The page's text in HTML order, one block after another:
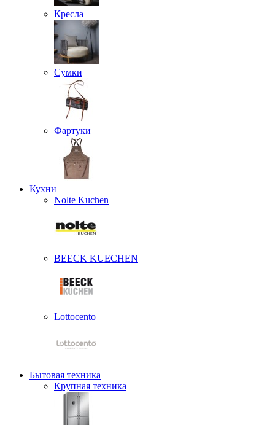
Кресла
Сумки
Фартуки
Кухни
Nolte Kuchen
BEECK KUECHEN
Lottocento
Бытовая техника
Крупная техника